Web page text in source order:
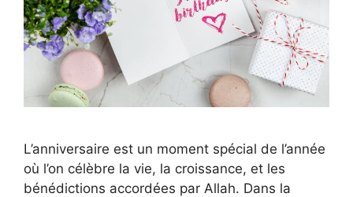
L’anniversaire est un moment spécial de l’année
où l’on célèbre la vie, la croissance, et les
bénédictions accordées par Allah. Dans la